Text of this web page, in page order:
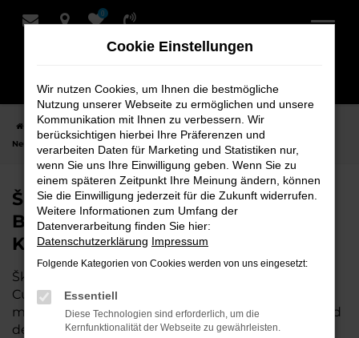
Zum
0
Startseite Cuxhaven Škoda Škoda Superb
Škoda Superb
Neuwagen bei Bremer Fahrzeughaus Schmidt + Koch AG für Cuxhaven
Škoda Superb Neuwagen bei
Bremer Fahrzeughaus Schmidt +
Koch AG für Cuxhaven
Škoda Superb ist die perfekte Wahl für alle, die für
Cuxhaven einen
modernen Technik, seinem effizienten Antrieb und
dem stilvollen Design ist der Superb die ideale
Cookie Einstellungen
Wir nutzen Cookies, um Ihnen die bestmögliche
Nutzung unserer Webseite zu ermöglichen und unsere
Kommunikation mit Ihnen zu verbessern. Wir
berücksichtigen hierbei Ihre Präferenzen und
verarbeiten Daten für Marketing und Statistiken nur,
wenn Sie uns Ihre Einwilligung geben. Wenn Sie zu
einem späteren Zeitpunkt Ihre Meinung ändern, können
Sie die Einwilligung jederzeit für die Zukunft widerrufen.
Weitere Informationen zum Umfang der
Datenverarbeitung finden Sie hier:
Datenschutzerklärung Impressum
Folgende Kategorien von Cookies werden von uns eingesetzt:
Essentiell
Diese Technologien sind erforderlich, um die
Kernfunktionalität der Webseite zu gewährleisten.